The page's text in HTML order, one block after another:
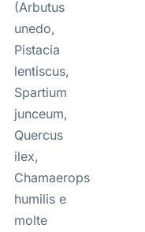
(Arbutus
unedo,
Pistacia
lentiscus,
Spartium
junceum,
Quercus
ilex,
Chamaerops
humilis e
molte